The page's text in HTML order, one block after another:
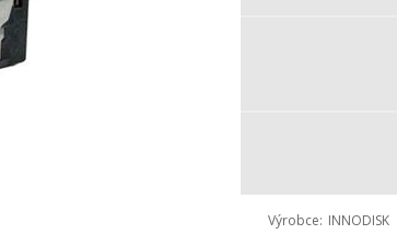
Výrobce INNODISK